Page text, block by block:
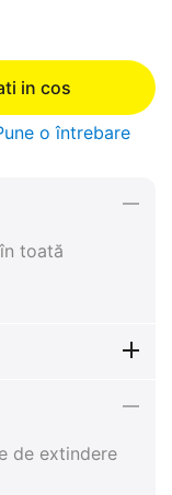
in cos
o întrebare
toată
de extindere